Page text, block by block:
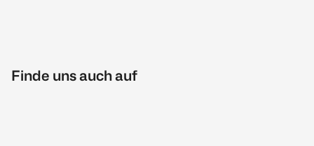
Finde uns auch auf